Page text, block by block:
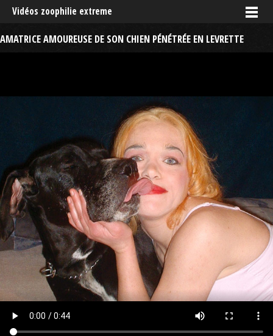
Vidéos zoophilie extreme
AMATRICE AMOUREUSE DE SON CHIEN PÉNÉTRÉE EN LEVRETTE